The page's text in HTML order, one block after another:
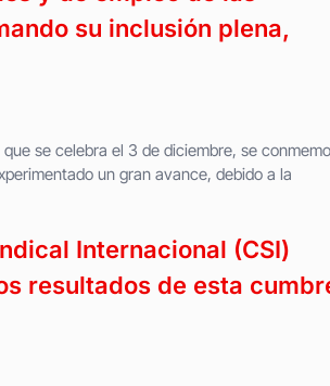
su inclusión plena,
se celebra el 3 de diciembre, se
un gran avance, debido a la
Internacional (CSI)
resultados de esta